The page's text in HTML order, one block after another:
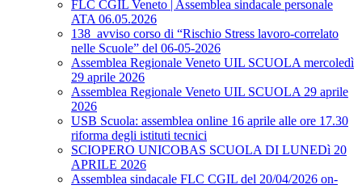
FLC CGIL Veneto | Assemblea sindacale personale
ATA 06.05.2026
138_avviso corso di “Rischio Stress lavoro-correlato
nelle Scuole” del 06-05-2026
Assemblea Regionale Veneto UIL SCUOLA mercoledì
29 aprile 2026
Assemblea Regionale Veneto UIL SCUOLA 29 aprile
2026
USB Scuola: assemblea online 16 aprile alle ore 17.30
riforma degli istituti tecnici
SCIOPERO UNICOBAS SCUOLA DI LUNEDì 20
APRILE 2026
Assemblea sindacale FLC CGIL del 20/04/2026 on-